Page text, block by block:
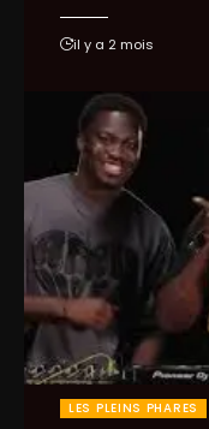
il y a 2 mois
LES PLEINS PHARES